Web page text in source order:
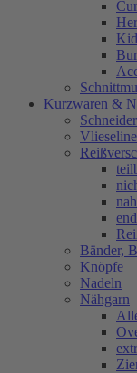
Kurzwaren &
Vlieseline
Bänder,
Knöpfe
Nadeln
Nähgarn